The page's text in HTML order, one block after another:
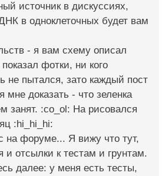
источник в дискуссиях,
в одноклеточных будет вам
- я вам схему описал
фотки, ни кого
не пытался, зато каждый пост
мне доказать - что зеленка
занят. :co_ol: На рисовался
:hi_hi_hi:
на форуме... Я вижу что тут,
отсылки к тестам и грунтам.
далее: у меня есть тесты,